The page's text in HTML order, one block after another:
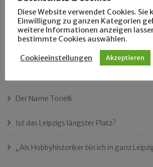
Susi warte Lämmi
Langzeitbeobachtung Lützner Straße
Der Name Tonelli
Ist das Leipzigs längster Platz?
„Als Hobbyhistoriker bin ich in ganz
Diese Website verwendet Cookies. Sie
Einwilligung zu ganzen Kategorien
weitere Informationen anzeigen
bestimmte Cookies auswählen.
Cookieeinstellungen Akzeptieren